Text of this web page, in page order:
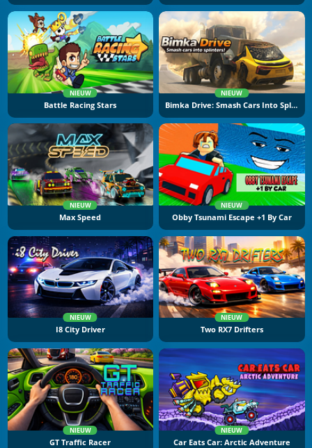
NIEUW
Battle Racing Stars
NIEUW
Bimka Drive: Smash Cars Into Splinters
NIEUW
Max Speed
NIEUW
Obby Tsunami Escape +1 By Car
NIEUW
I8 City Driver
NIEUW
Two RX7 Drifters
NIEUW
GT Traffic Racer
NIEUW
Car Eats Car: Arctic Adventure